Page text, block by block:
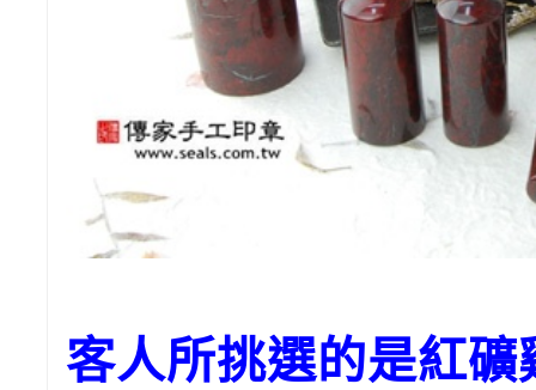
客人所挑選的是紅